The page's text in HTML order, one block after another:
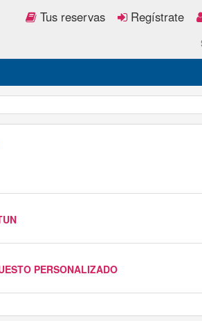
Tus reservas Regístrate
PERSONALIZADO